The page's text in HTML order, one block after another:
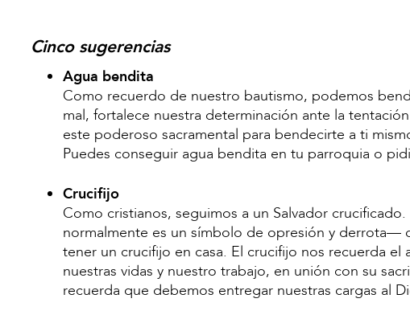
Cinco sugerencias
Agua bendita
Como recuerdo de nuestro bautismo, podemos
mal, fortalece nuestra determinación ante la
este poderoso sacramental para bendecirte a ti
Puedes conseguir agua bendita en tu parroquia o
Crucifijo
Como cristianos, seguimos a un Salvador
normalmente es un símbolo de opresión y derrota—
tener un crucifijo en casa. El crucifijo nos recuerda
nuestras vidas y nuestro trabajo, en unión con su
recuerda que debemos entregar nuestras cargas al